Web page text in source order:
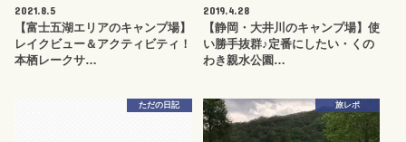
2021.8.5
【富士五湖エリアのキャンプ場】
レイクビュー＆アクティビティ！
本栖レークサ…
2019.4.28
【静岡・大井川のキャンプ場】使
い勝手抜群♪定番にしたい・くの
わき親水公園…
ただの日記 旅レポ